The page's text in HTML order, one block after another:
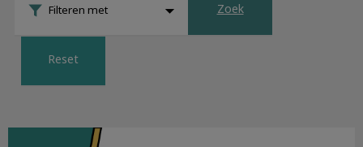
Filteren met Zoek
Reset
Nieuwsbrief augustus 2022